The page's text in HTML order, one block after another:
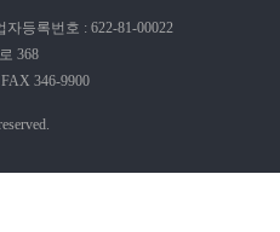
자등록번호 : 622-81-00022
368
346-9900